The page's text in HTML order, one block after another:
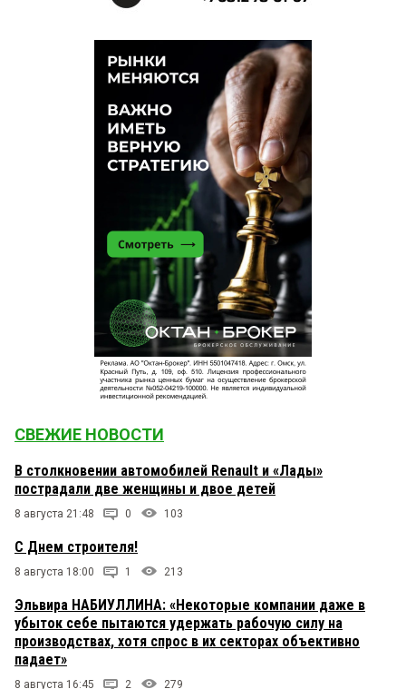
СВЕЖИЕ НОВОСТИ
В столкновении автомобилей Renault и «Лады»
пострадали две женщины и двое детей
8 августа 21:48 0 103
С Днем строителя!
8 августа 18:00 1 213
Эльвира НАБИУЛЛИНА: «Некоторые компании даже в
убыток себе пытаются удержать рабочую силу на
производствах, хотя спрос в их секторах объективно
падает»
8 августа 16:45 2 279